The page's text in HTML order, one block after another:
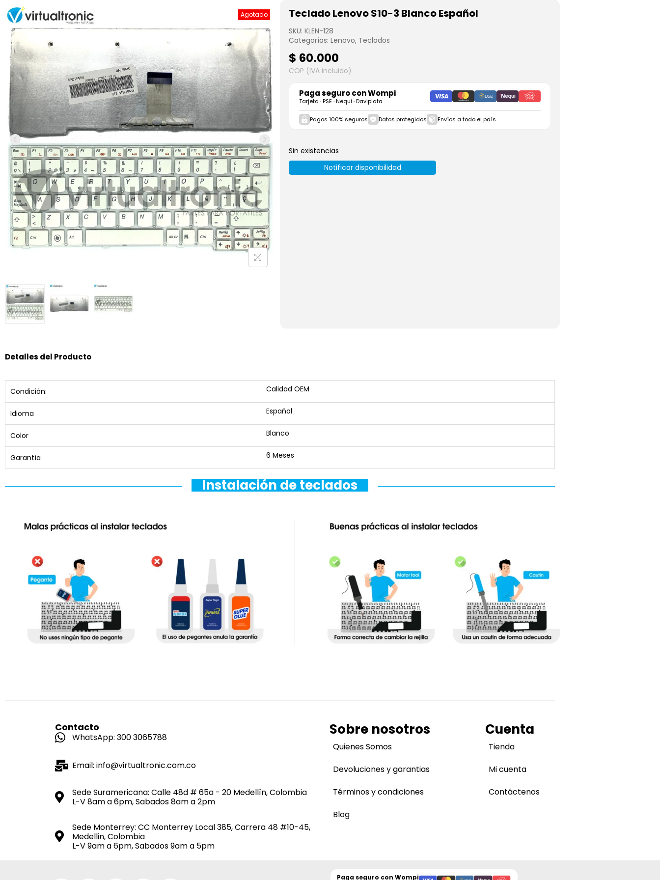
Agotado Teclado Lenovo S10-3 Blanco Español
SKU: KLEN-128
Categorías: Lenovo, Teclados
$ 60.000
COP (IVA incluido)
Paga seguro conWompi
Tarjeta · PSE · Nequi · Daviplata
Pagos 100% seguros Datos protegidos Envíos a todo el país
Sin existencias
Notificar disponibilidad
Detalles del Producto
Condición: Calidad OEM
Idioma Español
Color Blanco
Garantía 6 Meses
Instalación de teclados
Contacto
WhatsApp: 300 3065788
Email: info@virtualtronic.com.co
Sede Suramericana: Calle 48d # 65a - 20 Medellín, Colombia
L-V 8am a 6pm, Sabados 8am a 2pm
Sede Monterrey: CC Monterrey Local 385, Carrera 48 #10-45,
Medellin, Colombia
L-V 9am a 6pm, Sabados 9am a 5pm
Sobre nosotros
Quienes Somos
Devoluciones y garantias
Términos y condiciones
Blog
Cuenta
Tienda
Mi cuenta
Contáctenos
Paga seguro con Wompi